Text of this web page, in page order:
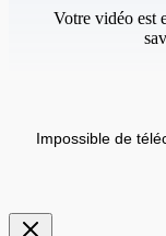
Votre vidéo est
Impossible de